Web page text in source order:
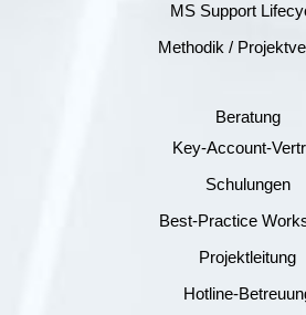
MS Support
Methodik /
Beratung
Key-Account-
Schulungen
Best-Practice
Projektleitung
Hotline-